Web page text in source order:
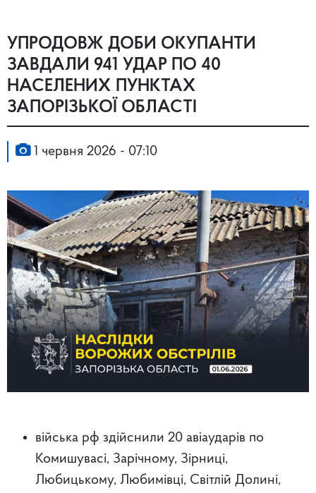
УПРОДОВЖ ДОБИ ОКУПАНТИ
ЗАВДАЛИ 941 УДАР ПО 40
НАСЕЛЕНИХ ПУНКТАХ
ЗАПОРІЗЬКОЇ ОБЛАСТІ
1 червня 2026 - 07:10
війська рф здійснили 20 авіаударів по
Комишувасі, Зарічному, Зірниці,
Любицькому, Любимівці, Світлій Долині,